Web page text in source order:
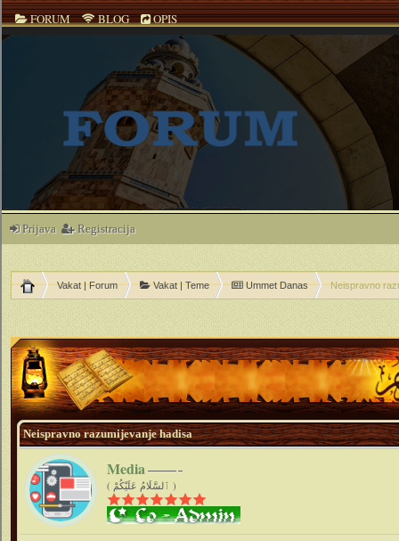
FORUM BLOG OPIS
Prijava Registracija
Vakat | Forum Vakat | Teme Ummet Danas Neispravno
Neispravno razumijevanje hadisa
Media
( ٱلسَّلَامُ عَلَيْكُمْ )